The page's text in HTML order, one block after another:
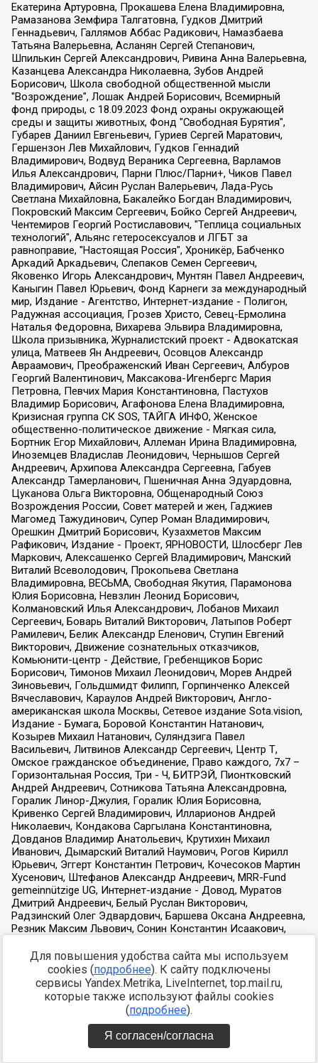
Для повышения удобства сайта мы используем
cookies (подробнее). К сайту подключены
сервисы Yandex.Metrika, LiveInternet, top.mail.ru,
которые также используют файлы cookies
(подробнее).
Я согласен/согласна